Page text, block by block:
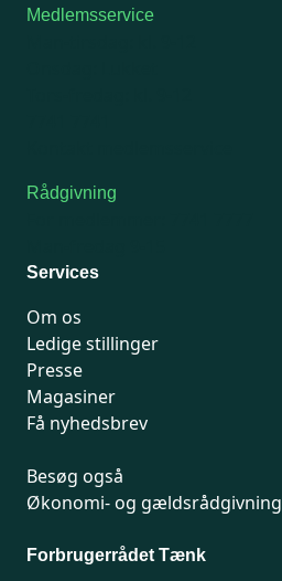
Medlemsservice
Rådgivning
Services
Om os
Ledige stillinger
Presse
Magasiner
Få nyhedsbrev
Besøg også
Økonomi- og gældsrådgivning
Forbrugerrådet Tænk